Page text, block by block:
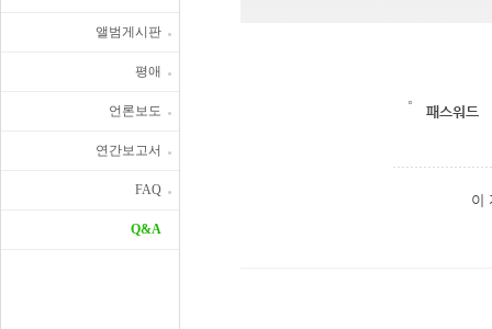
앨범게시판
평애
언론보도
연간보고서
FAQ
Q&A
패스워드
이